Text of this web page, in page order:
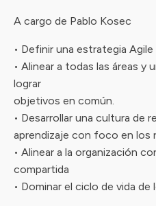
A cargo de Pablo Kosec
• Definir una estrategia Agile
• Alinear a todas las áreas y
lograr
objetivos en común.
• Desarrollar una cultura de
aprendizaje con foco en los
• Alinear a la organización
compartida
• Dominar el ciclo de vida